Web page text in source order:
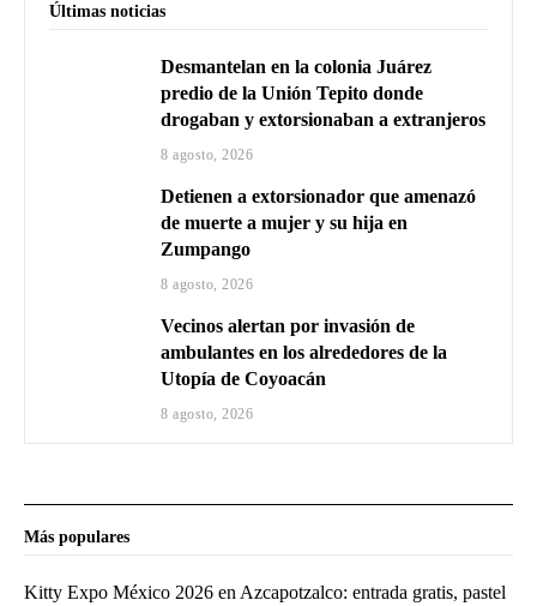
Últimas noticias
Desmantelan en la colonia Juárez
predio de la Unión Tepito donde
drogaban y extorsionaban a extranjeros
8 agosto, 2026
Detienen a extorsionador que amenazó
de muerte a mujer y su hija en
Zumpango
8 agosto, 2026
Vecinos alertan por invasión de
ambulantes en los alrededores de la
Utopía de Coyoacán
8 agosto, 2026
Más populares
Kitty Expo México 2026 en Azcapotzalco: entrada gratis, pastel